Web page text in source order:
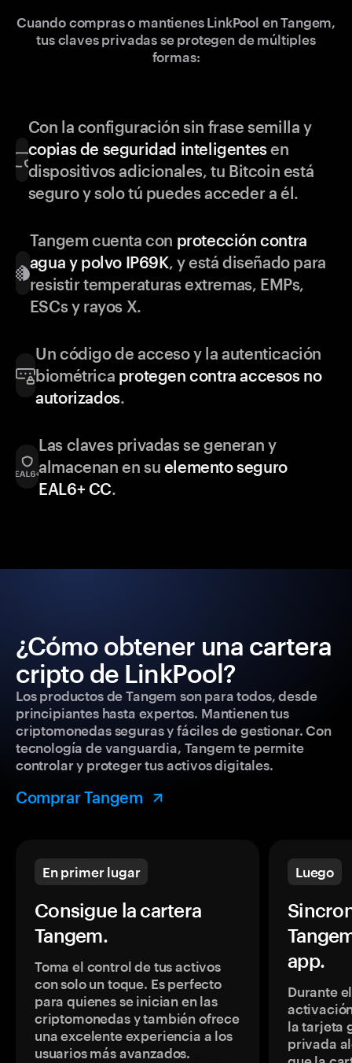
Cuando compras o mantienes LinkPool en Tangem,
tus claves privadas se protegen de múltiples
formas:
Con la configuración sin frase semilla y
copias de seguridad inteligentesen
dispositivos adicionales, tu Bitcoin está
seguro y solo tú puedes acceder a él.
Tangem cuenta con protección contra
agua y polvo IP69K, y está diseñado para
resistir temperaturas extremas, EMPs,
ESCs y rayos X.
Un código de acceso y la autenticación
biométrica protegen contra accesos no
autorizados.
Las claves privadas se generan y
almacenan en su elemento seguro
EAL6+ CC.
¿Cómo obtener una cartera
cripto de LinkPool?
Los productos de Tangem son para todos, desde
principiantes hasta expertos. Mantienen tus
criptomonedas seguras y fáciles de gestionar. Con
tecnología de vanguardia, Tangem te permite
controlar y proteger tus activos digitales.
Comprar Tangem
En primer lugar
Consigue la cartera
Tangem.
Toma el control de tus activos
con solo un toque. Es perfecto
para quienes se inician en las
criptomonedas y también ofrece
una excelente experiencia a los
usuarios más avanzados.
Luego
app.
Durante
la tarjeta
privada